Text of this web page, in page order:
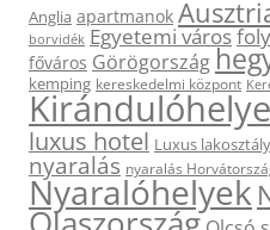
Anglia apartmanok
borvidék Egyetemi város
főváros Görögország
kemping kereskedelmi központ
luxus hotel Luxus lakosztály
nyaralás nyaralás
Nyaralóhelyek